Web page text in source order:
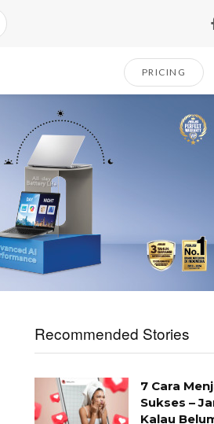
PRICING
Recommended Stories
7 Cara
Sukses –
Kalau